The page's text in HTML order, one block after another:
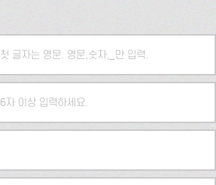
첫 글자는 영문. 영문,숫자,_만 입력.
6자 이상 입력하세요.